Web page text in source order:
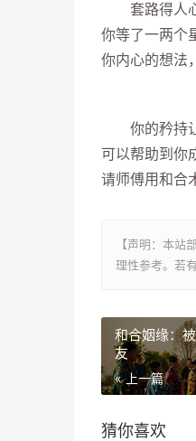
套路得人心
你等了一两个
你内心的想法
你的矜持让
可以帮助到你
请师傅用和合
【声明：本
理性参考。若
和合姻缘：
友
« 上一篇
猜你喜欢